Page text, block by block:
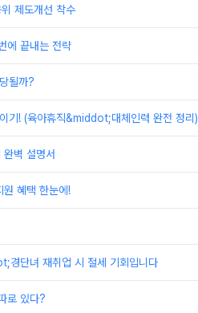
제도개선 착수
에 끝내는 전략
될까?
기! (육아휴직&middot;대체인력 완전 정리)
벽 설명서
원 혜택 한눈에!
경단녀 재취업 시 절세 기회입니다
로 있다?